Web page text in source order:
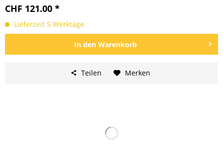
CHF 121.00 *
Lieferzeit 5 Werktage
In den Warenkorb
Teilen Merken